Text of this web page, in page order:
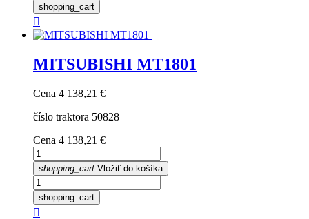
shopping_cart

MITSUBISHI MT1801
Cena 4 138,21 €
číslo traktora 50828
Cena 4 138,21 €
shopping_cart Vložiť do košíka
shopping_cart
